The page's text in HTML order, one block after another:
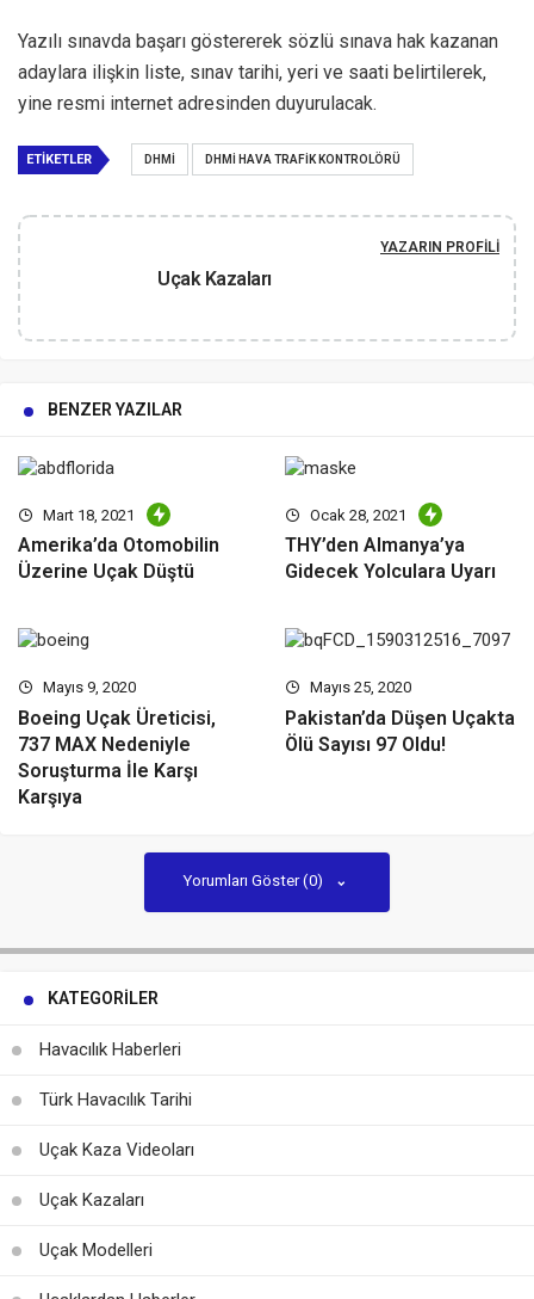
Yazılı sınavda başarı göstererek sözlü sınava hak kazanan
adaylara ilişkin liste, sınav tarihi, yeri ve saati belirtilerek,
yine resmi internet adresinden duyurulacak.
ETIKETLER DHMI DHMI HAVA TRAFIK KONTROLÖRÜ
Uçak Kazaları
YAZARIN PROFILI
BENZER YAZILAR
Mart 18, 2021
Amerika’da Otomobilin
Üzerine Uçak Düştü
Ocak 28, 2021
THY’den Almanya’ya
Gidecek Yolculara Uyarı
Mayıs 9, 2020
Boeing Uçak Üreticisi,
737 MAX Nedeniyle
Soruşturma İle Karşı
Karşıya
Mayıs 25, 2020
Pakistan’da Düşen Uçakta
Ölü Sayısı 97 Oldu!
Yorumları Göster (0)
KATEGORILER
Havacılık Haberleri
Türk Havacılık Tarihi
Uçak Kaza Videoları
Uçak Kazaları
Uçak Modelleri